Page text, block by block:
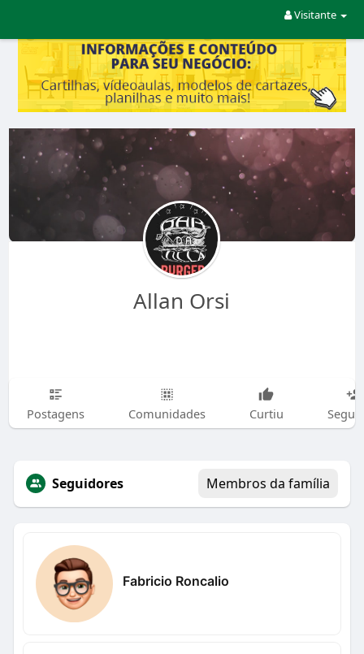
Visitante
Allan Orsi
Postagens Comunidades Curtiu
Seguidores Membros da família
Fabricio Roncalio